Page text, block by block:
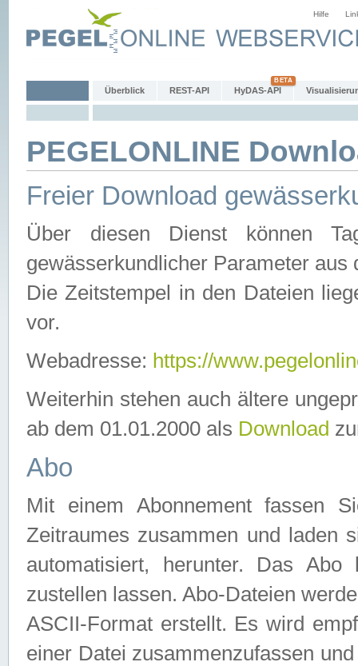
Hilfe
Überblick REST-API HyDAS-API
PEGELONLINE
Freier Download
Über diesen Dienst können
gewässerkundlicher Parameter aus
Die Zeitstempel in den Dateien
vor.
Webadresse: https://
Weiterhin stehen auch ältere
ab dem 01.01.2000 als Download
Abo
Mit einem Abonnement fassen
Zeitraumes zusammen und laden
automatisiert, herunter. Das
zustellen lassen. Abo-Dateien
ASCII-Format erstellt. Es wird
einer Datei zusammenzufassen